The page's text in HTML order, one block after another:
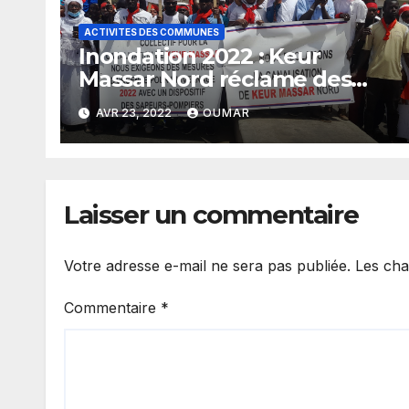
ACTIVITES DES COMMUNES
Inondation 2022 : Keur
Massar Nord réclame des
canalisations
AVR 23, 2022 OUMAR
Laisser un commentaire
Votre adresse e-mail ne sera pas publiée. Les
Commentaire *